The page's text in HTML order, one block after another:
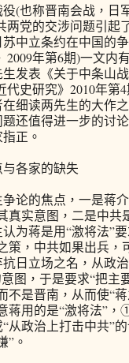
也称晋南会战，日
两党的交涉问题引起
中立条约在中国的
2009年第6期)一文内
发表《关于中条山
代史研究》2010年第
细读两先生的大作
还值得进一步的讨
正。
各家的缺失
的焦点，一是蒋介
真实意图，二是中共
为蒋是用“激将法”
策，中共如果出兵，
日立场之名，从政
图，于是要求“把主
不是晋南，从而使“
蒋用的是“激将法”
从政治上打击中共”
”。